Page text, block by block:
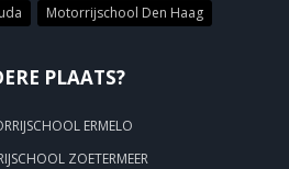
Motorrijschool Den Haag
PLAATS?
ERMELO
ZOETERMEER